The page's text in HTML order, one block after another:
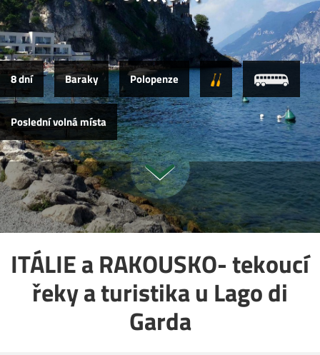
8 dní Baraky Polopenze
Poslední volná místa
ITÁLIE a RAKOUSKO- tekoucí
řeky a turistika u Lago di
Garda